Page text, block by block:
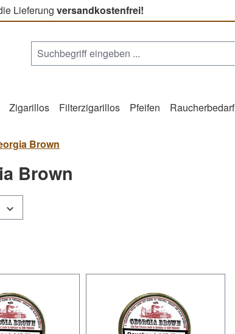
Lieferung versandkostenfrei!
Zigarillos Filterzigarillos Pfeifen Raucherbedarf
Brown
Brown